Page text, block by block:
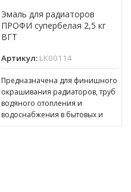
Эмаль для радиаторов
ПРОФИ супербелая 2,5 кг
ВГТ
Артикул: LK00114
Предназначена для финишного
окрашивания радиаторов, труб
водяного отопления и
водоснабжения в бытовых и
строительных условиях.